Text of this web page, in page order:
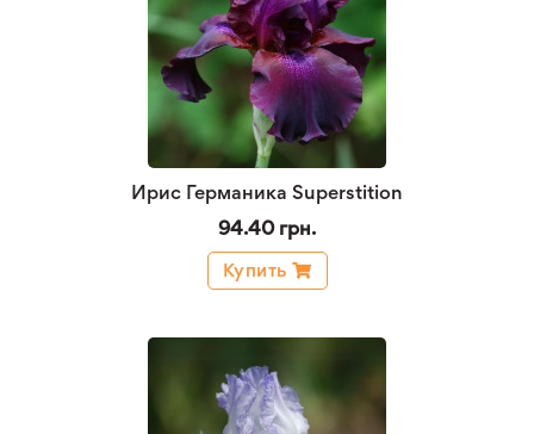
Ирис Германика Superstition
94.40 грн.
Купить